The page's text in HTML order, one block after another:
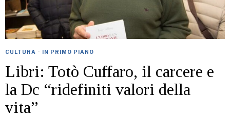
CULTURA · IN PRIMO PIANO
Libri: Totò Cuffaro, il carcere e
la Dc “ridefiniti valori della
vita”